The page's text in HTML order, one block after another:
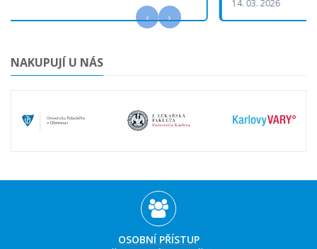
‹ ›
NAKUPUJÍ U NÁS
OSOBNÍ PŘÍSTUP